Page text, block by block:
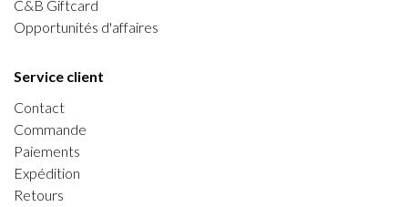
C&B Giftcard
Opportunités d'affaires
Service client
Contact
Commande
Paiements
Expédition
Retours